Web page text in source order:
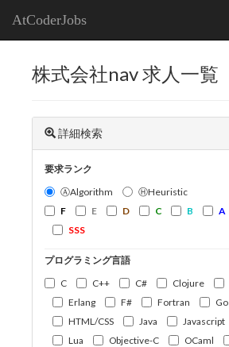
AtCoderJobs
株式会社nav 求人一覧
詳細検索
要求ランク
ⒶAlgorithm
ⒽHeuristic
F
E D C B A
SSS
プログラミング言語
C
C++ C# Clojure
Erlang
F# Fortran Go
HTML/CSS
Java Javascript
Lua
Objective-C OCaml